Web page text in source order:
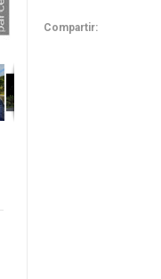
Compartir: